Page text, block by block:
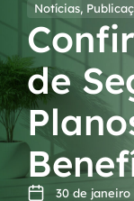
Notícias,
de
30 de janeiro